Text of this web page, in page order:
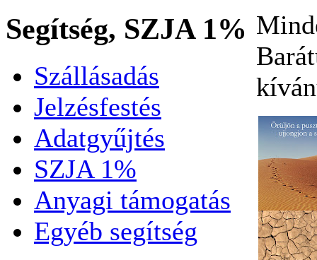
Segítség, SZJA 1%
Szállásadás
Jelzésfestés
Adatgyűjtés
SZJA 1%
Anyagi támogatás
Egyéb segítség